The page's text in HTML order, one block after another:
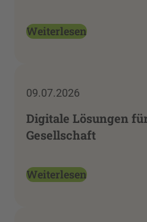
Weiterlesen
09.07.2026
Digitale Lösungen
Gesellschaft
Weiterlesen